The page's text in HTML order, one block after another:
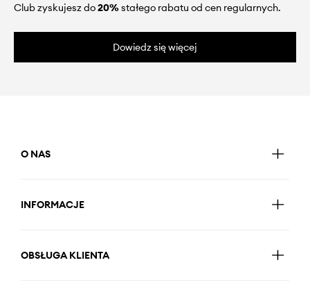
Club zyskujesz do20%stałego rabatu od cen regularnych.
Dowiedz się więcej
O NAS
INFORMACJE
OBSŁUGA KLIENTA